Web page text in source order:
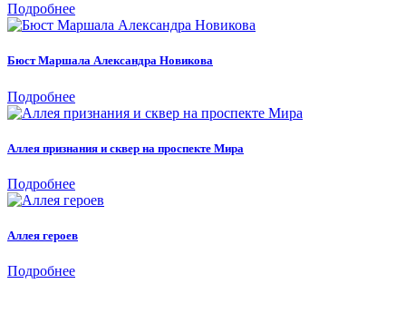
Подробнее
Бюст Маршала Александра Новикова
Подробнее
Аллея признания и сквер на проспекте Мира
Подробнее
Аллея героев
Подробнее